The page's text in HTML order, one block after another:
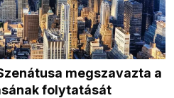
megszavazta a
folytatását